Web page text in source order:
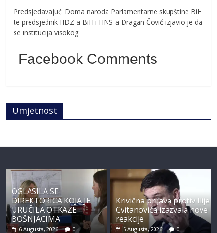
Predsjedavajući Doma naroda Parlamentarne skupštine BiH
te predsjednik HDZ-a BiH i HNS-a Dragan Čović izjavio je da
se institucija visokog
Facebook Comments
Umjetnost
OGLASILA SE
DIREKTORICA KOJA JE
URUČILA OTKAZE
BOŠNJACIMA
6 Augusta, 2026 0
Krivična prijava protiv Ilije
Cvitanovića izazvala nove
reakcije
6 Augusta, 2026 0